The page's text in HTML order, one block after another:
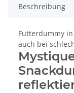
Beschreibung
Futterdummy
auch bei